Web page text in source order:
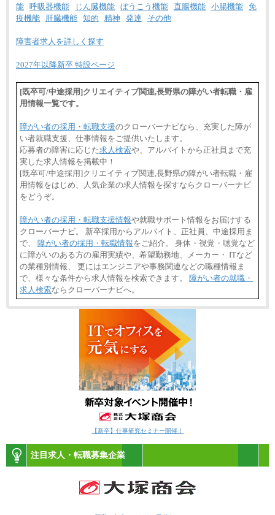
能 呼吸器機能 じん臓機能 ぼうこう機能 直腸機能 小腸機能 免
疫機能
肝臓機能 知的 精神 発達 その他
障害者求人を詳しく探す
2027年以降新卒 特設ページ
[既卒可/中途採用]クリエイティブ関連,長野県の障がい者転職・雇
用情報一覧です。
障がい者の採用・転職支援のクローバーナビなら、充実した障が
い者就職支援、仕事情報をご提供いたします。
応募者の障害に応じた求人検索や、アルバイトから正社員まで充
実した求人情報を掲載中！
[既卒可/中途採用]クリエイティブ関連,長野県の障がい者転職・雇
用情報をはじめ、人気企業の求人情報を探すならクローバーナビ
をどうぞ。
障がい者の採用・転職支援情報や就職サポート情報をお届けする
クローバーナビ。 新卒採用からアルバイト、正社員、中途採用ま
で、 障がい者の採用・転職情報をご紹介。 身体・視覚・聴覚など
に障がいのある方の雇用実績や、希望勤務地、メーカー・ ITなど
の業種別情報、 更にはエンジニアや事務関連などの職種情報ま
で、様々な条件から求人情報を検索できます。 障がい者の就職・
求人検索ならクローバーナビへ。
【新卒】仕事研究セミナー開催！
注目求人・転職募集企業